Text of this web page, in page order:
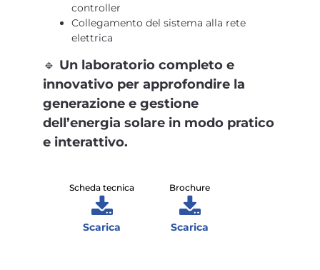
controller
Collegamento del sistema alla rete
elettrica
🔹 Un laboratorio completo e
innovativo per approfondire la
generazione e gestione
dell’energia solare in modo pratico
e interattivo.
Scheda tecnica
Scarica
Brochure
Scarica